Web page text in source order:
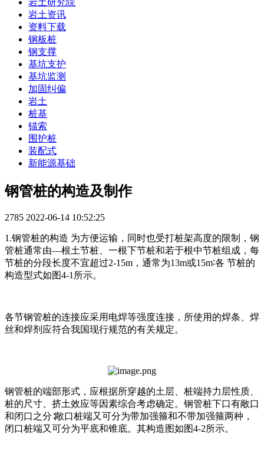
岩土研究院
岩土资讯
资料下载
钢板桩
钢支撑
基坑支护
基坑监测
加固纠偏
岩土
桩基
锚索
围护桩
装配式
新能源基础
钢管桩的构造及制作
2785 2022-06-14 10:52:25
1.钢管桩的构造 为方便运输，同时也受打桩架高度的限制，钢
管桩通常由—根土节桩、一根下节桩和若于根中节桩组成，每
节桩的分段长度不宜超过2-15m，通常为13m或15m∶各 节桩的
构造型式如图4-1所示。
各节钢管桩的连接应采用电焊等强度连接，所使用的焊条、焊
丝和焊剂应符合我国现行规范的有关规定。
钢管桩的端部形式，应根据所穿越的土层、桩端持力层性质、
桩的尺寸、挤土效应等因素综合考虑确定。钢管桩下口有敞口
和闭口之分∶敞口桩端又可分为带加强箍和不带加强箍两种，
闭口桩端又可分为平底和锥底。其构造图如图4-2所示。